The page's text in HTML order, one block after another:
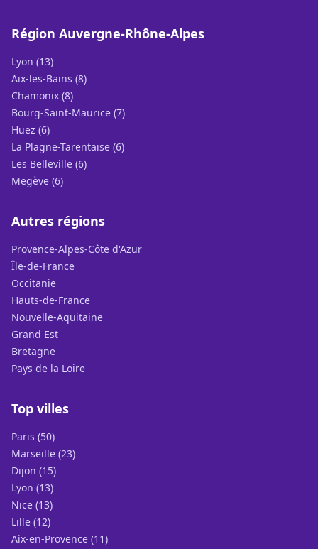
Région Auvergne-Rhône-Alpes
Lyon (13)
Aix-les-Bains (8)
Chamonix (8)
Bourg-Saint-Maurice (7)
Huez (6)
La Plagne-Tarentaise (6)
Les Belleville (6)
Megève (6)
Autres régions
Provence-Alpes-Côte d'Azur
Île-de-France
Occitanie
Hauts-de-France
Nouvelle-Aquitaine
Grand Est
Bretagne
Pays de la Loire
Top villes
Paris (50)
Marseille (23)
Dijon (15)
Lyon (13)
Nice (13)
Lille (12)
Aix-en-Provence (11)